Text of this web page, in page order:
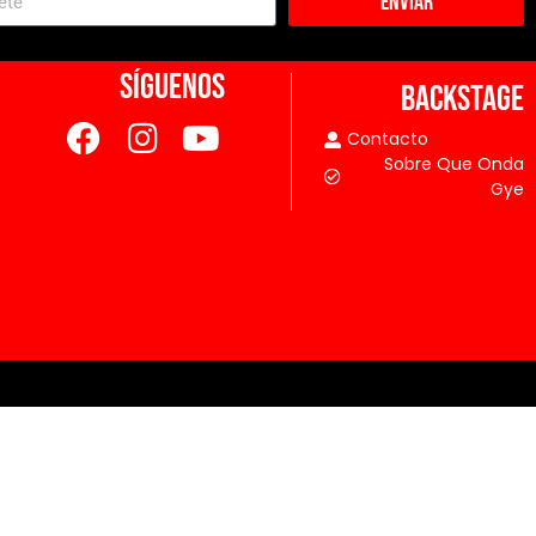
SÍGUENOS BACKSTAGE
Contacto
Sobre Que Onda
Gye